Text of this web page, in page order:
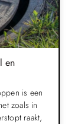
en
is een
zoals in
raakt,